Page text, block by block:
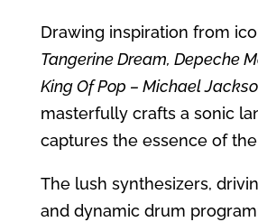
Drawing inspiration from
Tangerine Dream, Depeche
King Of Pop – Michael
masterfully crafts a sonic
captures the essence of
The lush synthesizers,
and dynamic drum